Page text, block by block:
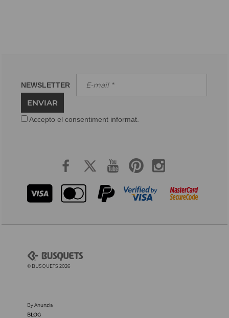
NEWSLETTER
ENVIAR
Accepto el consentiment informat.
© BUSQUETS 2026
By Anunzia
BLOG